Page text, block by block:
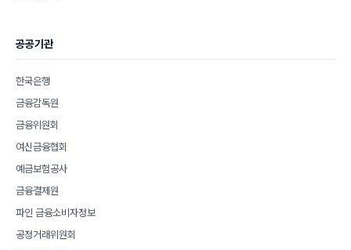
공공기관
한국은행
금융감독원
금융위원회
여신금융협회
예금보험공사
금융결제원
파인 금융소비자정보
공정거래위원회